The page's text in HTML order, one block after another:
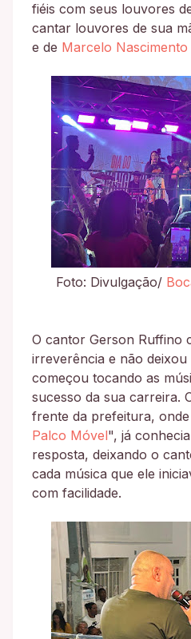
fiéis com seus louvores
cantar louvores de sua
e de Marcelo Nascimento
Foto: Divulgação/
O cantor Gerson Ruffino
irreverência e não deixou
começou tocando as
sucesso da sua carreira.
frente da prefeitura,
Palco Móvel", já
resposta, deixando o
cada música que ele
com facilidade.